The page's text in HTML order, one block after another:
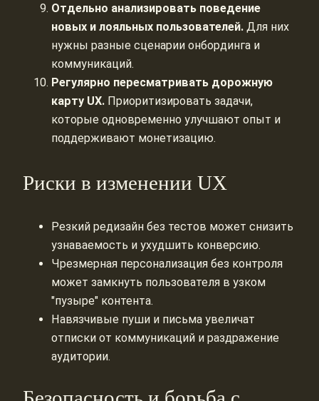
Отдельно анализировать поведение
новых и лояльных пользователей. Для них
нужны разные сценарии онбординга и
коммуникаций.
Регулярно пересматривать дорожную
карту UX. Приоритизировать задачи,
которые одновременно улучшают опыт и
поддерживают монетизацию.
Риски в изменении UX
Резкий редизайн без тестов может снизить
узнаваемость и ухудшить конверсию.
Чрезмерная персонализация без контроля
может замкнуть пользователя в узком
"пузыре" контента.
Навязчивые пуши и письма увеличат
отписки от коммуникаций и раздражение
аудитории.